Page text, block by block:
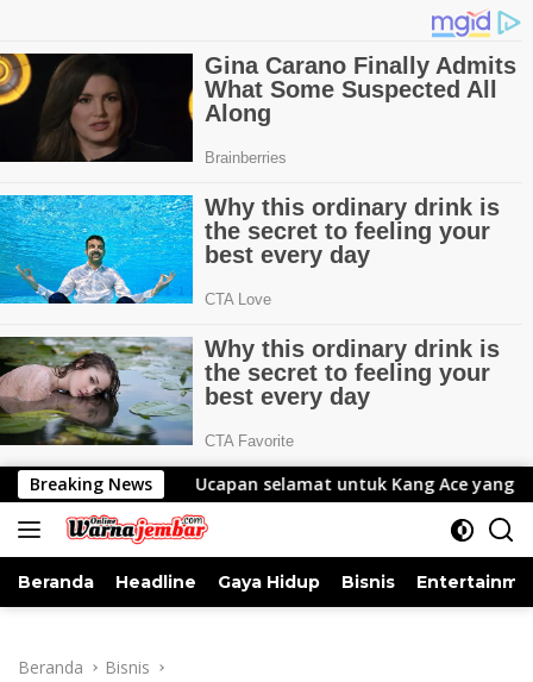
Langsung
ke
konten
Breaking News
untuk Kang Ace yang Telah Resmi Menjabat Gubernur
Beranda Headline Gaya Hidup Bisnis
Beranda Bisnis